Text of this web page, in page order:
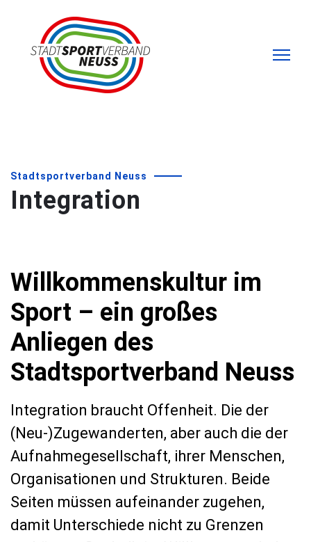
Stadtsportverband Neuss
Integration
Willkommenskultur im
Sport – ein großes
Anliegen des
Stadtsportverband Neuss
Integration braucht Offenheit. Die der
(Neu-)Zugewanderten, aber auch die der
Aufnahmegesellschaft, ihrer Menschen,
Organisationen und Strukturen. Beide
Seiten müssen aufeinander zugehen,
damit Unterschiede nicht zu Grenzen